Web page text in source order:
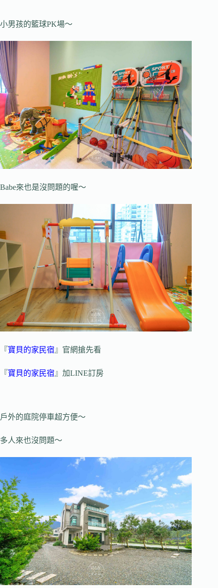
小男孩的籃球PK場～
Babe來也是沒問題的喔～
『 寶貝的家民宿』官網搶先看
『 寶貝的家民宿』加LINE訂房
戶外的庭院停車超方便～
多人來也沒問題～